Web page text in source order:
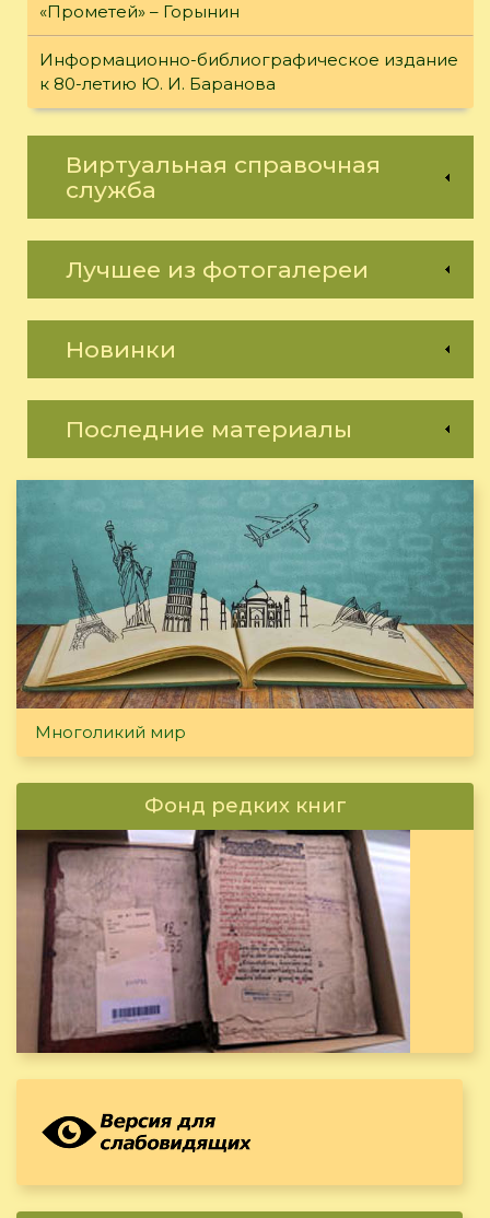
«Прометей» – Горынин
Информационно-библиографическое издание
к 80-летию Ю. И. Баранова
Виртуальная справочная
служба
Лучшее из фотогалереи
Новинки
Последние материалы
Многоликий мир
Фонд редких книг